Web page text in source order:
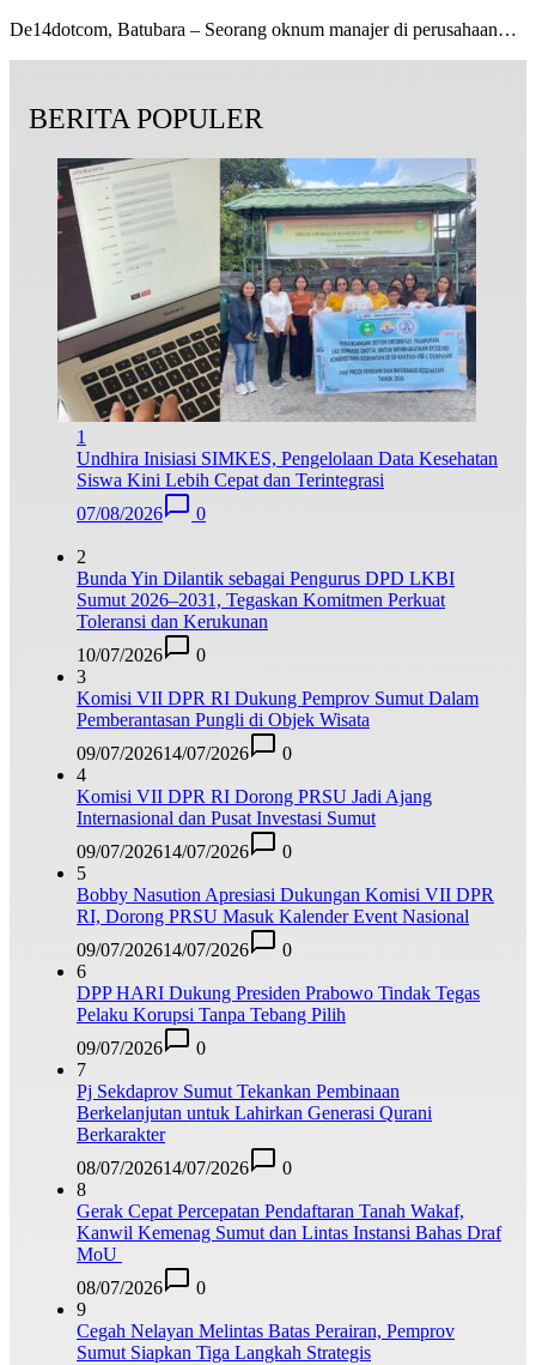
De14dotcom, Batubara – Seorang oknum manajer di perusahaan…
BERITA POPULER
1
Undhira Inisiasi SIMKES, Pengelolaan Data Kesehatan
Siswa Kini Lebih Cepat dan Terintegrasi
07/08/2026
0
2
Bunda Yin Dilantik sebagai Pengurus DPD LKBI
Sumut 2026–2031, Tegaskan Komitmen Perkuat
Toleransi dan Kerukunan
10/07/2026
0
3
Komisi VII DPR RI Dukung Pemprov Sumut Dalam
Pemberantasan Pungli di Objek Wisata
09/07/202614/07/2026
0
4
Komisi VII DPR RI Dorong PRSU Jadi Ajang
Internasional dan Pusat Investasi Sumut
09/07/202614/07/2026
0
5
Bobby Nasution Apresiasi Dukungan Komisi VII DPR
RI, Dorong PRSU Masuk Kalender Event Nasional
09/07/202614/07/2026
0
6
DPP HARI Dukung Presiden Prabowo Tindak Tegas
Pelaku Korupsi Tanpa Tebang Pilih
09/07/2026
0
7
Pj Sekdaprov Sumut Tekankan Pembinaan
Berkelanjutan untuk Lahirkan Generasi Qurani
Berkarakter
08/07/202614/07/2026
0
8
Gerak Cepat Percepatan Pendaftaran Tanah Wakaf,
Kanwil Kemenag Sumut dan Lintas Instansi Bahas Draf
MoU
08/07/2026
0
9
Cegah Nelayan Melintas Batas Perairan, Pemprov
Sumut Siapkan Tiga Langkah Strategis